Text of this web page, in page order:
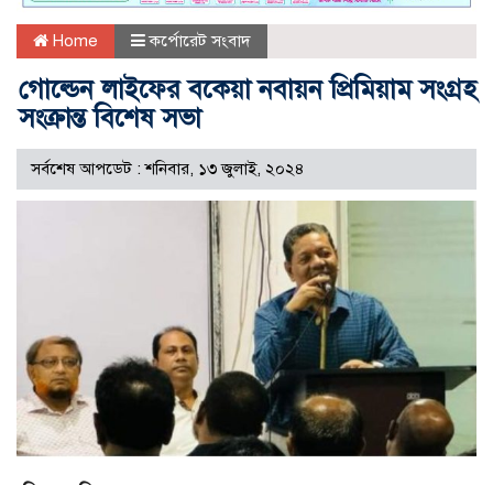
Home কর্পোরেট সংবাদ
গোল্ডেন লাইফের বকেয়া নবায়ন প্রিমিয়াম সংগ্রহ
সংক্রান্ত বিশেষ সভা
সর্বশেষ আপডেট : শনিবার, ১৩ জুলাই, ২০২৪